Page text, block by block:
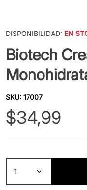
DISPONIBILIDAD: EN
Biotech
SKU:17007
$34,99
1